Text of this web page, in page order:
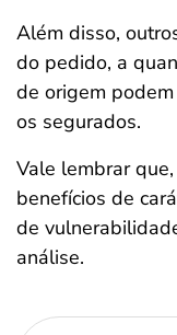
Além disso,
do pedido, a
de origem
os segurados.
Vale lembrar
benefícios de
de
análise.